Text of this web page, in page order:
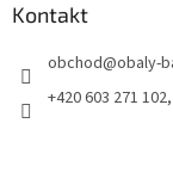
Kontakt
obchod@obaly-
+420 603 271